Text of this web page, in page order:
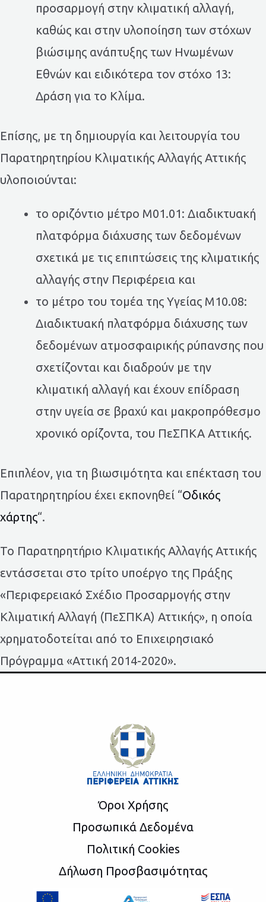
προσαρμογή στην κλιματική αλλαγή,
καθώς και στην υλοποίηση των στόχων
βιώσιμης ανάπτυξης των Ηνωμένων
Εθνών και ειδικότερα τον στόχο 13:
Δράση για το Κλίμα.
Επίσης, με τη δημιουργία και λειτουργία του
Παρατηρητηρίου Κλιματικής Αλλαγής Αττικής
υλοποιούνται:
το οριζόντιο μέτρο Μ01.01: Διαδικτυακή
πλατφόρμα διάχυσης των δεδομένων
σχετικά με τις επιπτώσεις της κλιματικής
αλλαγής στην Περιφέρεια και
το μέτρο του τομέα της Υγείας Μ10.08:
Διαδικτυακή πλατφόρμα διάχυσης των
δεδομένων ατμοσφαιρικής ρύπανσης που
σχετίζονται και διαδρούν με την
κλιματική αλλαγή και έχουν επίδραση
στην υγεία σε βραχύ και μακροπρόθεσμο
χρονικό ορίζοντα, του ΠεΣΠΚΑ Αττικής.
Επιπλέον, για τη βιωσιμότητα και επέκταση του
Παρατηρητηρίου έχει εκπονηθεί “Οδικός
χάρτης“.
Το Παρατηρητήριο Κλιματικής Αλλαγής Αττικής
εντάσσεται στο τρίτο υποέργο της Πράξης
«Περιφερειακό Σχέδιο Προσαρμογής στην
Κλιματική Αλλαγή (ΠεΣΠΚΑ) Αττικής», η οποία
χρηματοδοτείται από το Επιχειρησιακό
Πρόγραμμα «Αττική 2014-2020».
Όροι Χρήσης
Προσωπικά Δεδομένα
Πολιτική Cookies
Δήλωση Προσβασιμότητας